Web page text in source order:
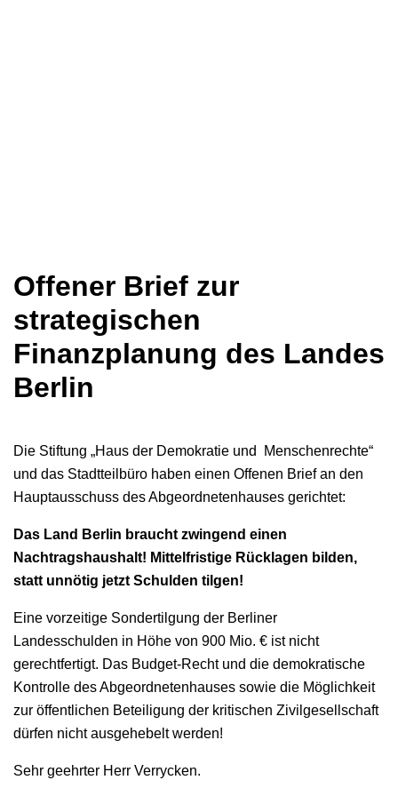
Offener Brief zur
strategischen
Finanzplanung des Landes
Berlin
Die Stiftung „Haus der Demokratie und Menschenrechte“
und das Stadtteilbüro haben einen Offenen Brief an den
Hauptausschuss des Abgeordnetenhauses gerichtet:
Das Land Berlin braucht zwingend einen
Nachtragshaushalt! Mittelfristige Rücklagen bilden,
statt unnötig jetzt Schulden tilgen!
Eine vorzeitige Sondertilgung der Berliner
Landesschulden in Höhe von 900 Mio. € ist nicht
gerechtfertigt. Das Budget-Recht und die demokratische
Kontrolle des Abgeordnetenhauses sowie die Möglichkeit
zur öffentlichen Beteiligung der kritischen Zivilgesellschaft
dürfen nicht ausgehebelt werden!
Sehr geehrter Herr Verrycken.